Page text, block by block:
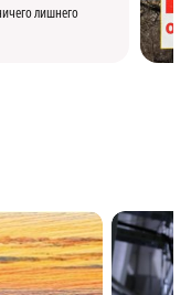
лишнего